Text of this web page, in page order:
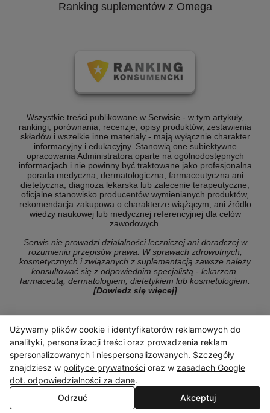
Ranking suplementów z Omega
Wszystkie treści publikowane w Serwisie - w tym artykuły,
rankingi, porównania, recenzje, opisy produktów, zestawienia
składów i wszelkie inne materiały - mają wyłącznie charakter
informacyjny i edukacyjny. Stanowią one subiektywne
opracowania Administratora oparte na ogólnodostępnych
informacjach i nie powinny być traktowane jako profesjonalna
porada medyczna, dermatologiczna, farmaceutyczna ani
dietetyczna, diagnoza lekarska lub zalecenie terapeutyczne,
oficjalne stanowisko producentów wymienianych produktów,
rekomendacja zakupowa o charakterze wiążącym, ani źródło
wiedzy naukowej lub medycznej referencyjnej dla celów
zawodowych.
Serwis nie prowadzi działalności leczniczej ani doradczej w
rozumieniu przepisów prawa. W sprawach zdrowotnych,
kosmetycznych i związanych z suplementacją zawsze należy
konsultować się z odpowiednim specjalistą - lekarzem,
farmaceutą, dermatologiem, dietetykiem lub kosmetologiem.
[Dowiedz się więcej]
© Copyright 2026 ranking-konsumencki.pl
Używamy plików cookie i identyfikatorów reklamowych do
analityki, personalizacji treści oraz prowadzenia reklam
spersonalizowanych i niespersonalizowanych. Szczegóły
znajdziesz w polityce prywatności oraz w zasadach Google
dot. odpowiedzialności za dane.
Odrzuć
Akceptuj